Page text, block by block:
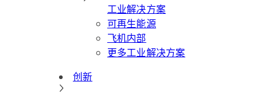
工业解决方案
可再生能源
飞机内部
更多工业解决方案
创新